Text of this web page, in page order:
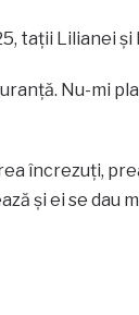
tații Lilianei
Nu-mi
încrezuți,
și ei se dau